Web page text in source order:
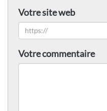
Votre site web
Votre commentaire